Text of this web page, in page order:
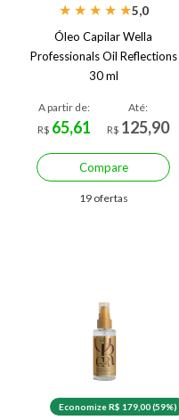
★ ★ ★ ★ ★5,0
Óleo Capilar Wella
Professionals Oil Reflections
30 ml
A partir de:
R$ 65,61
Até:
R$ 125,90
Compare
19 ofertas
Economize R$ 179,00 (59%)